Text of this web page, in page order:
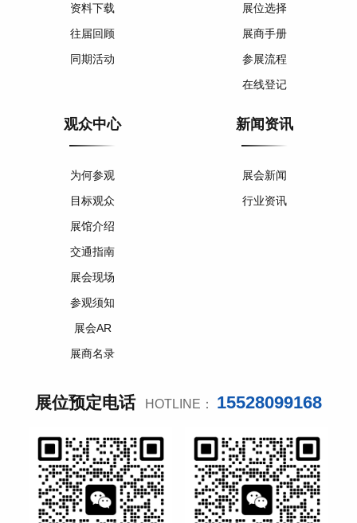
资料下载
往届回顾
同期活动
展位选择
展商手册
参展流程
在线登记
观众中心
为何参观
目标观众
展馆介绍
交通指南
展会现场
参观须知
展会AR
展商名录
新闻资讯
展会新闻
行业资讯
展位预定电话 HOTLINE： 15528099168